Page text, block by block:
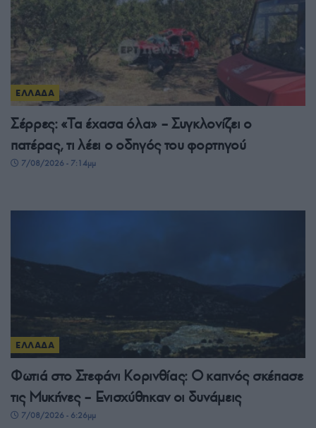
ΕΛΛΑΔΑ
Σέρρες: «Τα έχασα όλα» – Συγκλονίζει ο
πατέρας, τι λέει ο οδηγός του φορτηγού
7/08/2026 - 7:14μμ
ΕΛΛΑΔΑ
Φωτιά στο Στεφάνι Κορινθίας: Ο καπνός σκέπασε
τις Μυκήνες – Ενισχύθηκαν οι δυνάμεις
7/08/2026 - 6:26μμ